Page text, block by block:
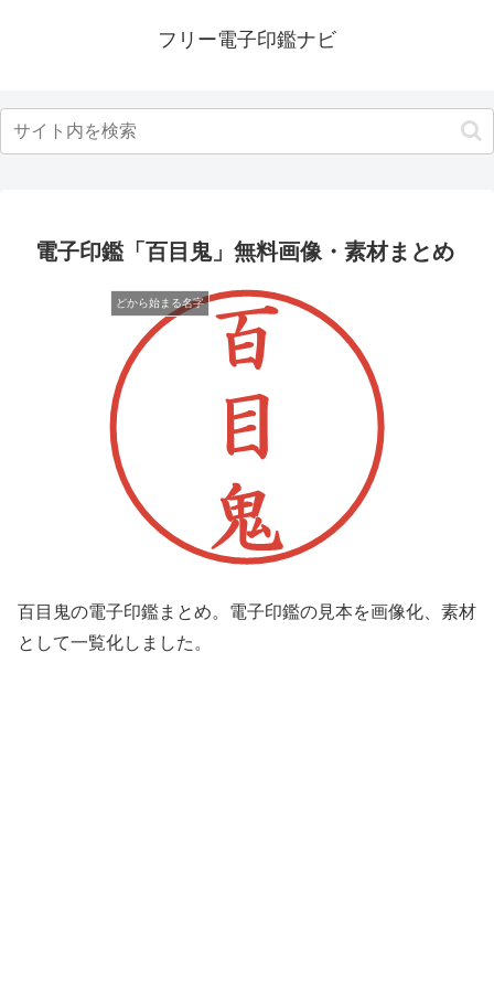
フリー電子印鑑ナビ
電子印鑑「百目鬼」無料画像・素材まとめ
どから始まる名字
百目鬼の電子印鑑まとめ。電子印鑑の見本を画像化、素材
として一覧化しました。